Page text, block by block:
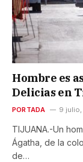
Hombre es
Delicias en
PORTADA 9
TIJUANA.-Un
Ágatha, de la
de…